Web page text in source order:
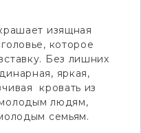
изящная
которое
Без лишних
яркая,
кровать из
людям,
семьям.